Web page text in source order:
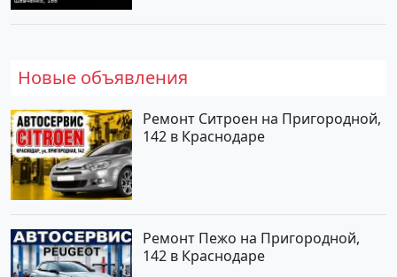
Новые объявления
Ремонт Ситроен на Пригородной,
142 в Краснодаре
Ремонт Пежо на Пригородной,
142 в Краснодаре